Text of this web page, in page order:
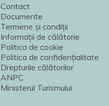
Contact
Documente
Termene și condiții
Informații de călătorie
Politica de cookie
Politica de confidențialitate
Drepturile călătorilor
ANPC
Ministerul Turismului